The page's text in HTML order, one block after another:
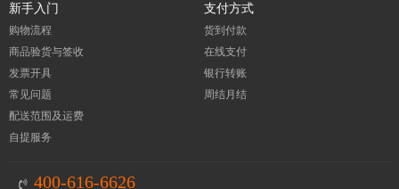
新手入门
购物流程
商品验货与签收
发票开具
常见问题
配送范围及运费
自提服务
支付方式
货到付款
在线支付
银行转账
周结月结
400-616-6626